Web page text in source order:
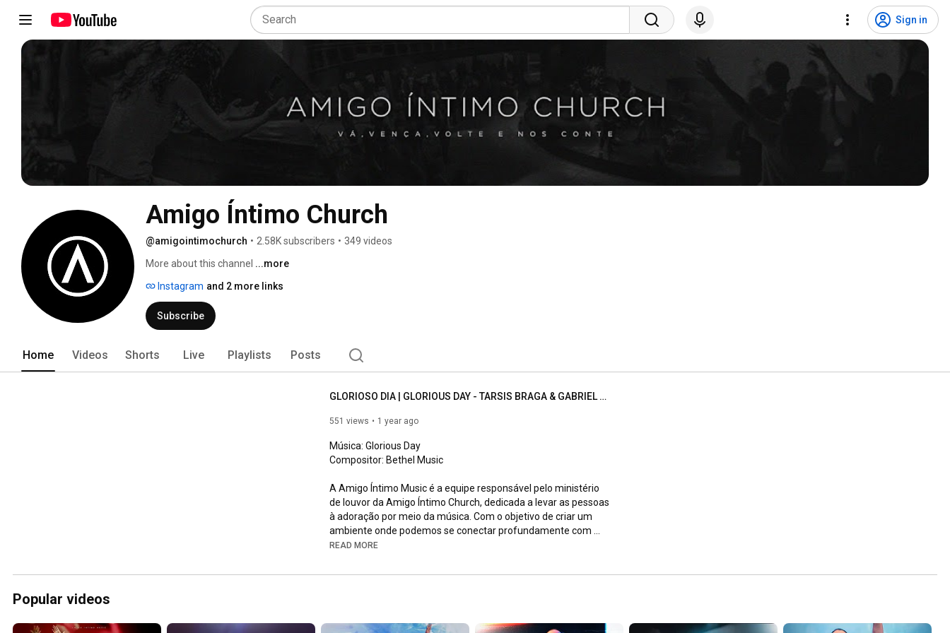
Sign in
Amigo Íntimo Church
@amigointimochurch • 2.58K subscribers • 349 videos
More about this channel ...more
Instagram and 2 more links
Subscribe
Home Videos Shorts Live Playlists Posts
GLORIOSO DIA | GLORIOUS DAY - TARSIS BRAGA & GABRIEL AMORIM | AMIGO ÍNTIMO MUSIC
551 views 1 year ago
Música: Glorious Day
Compositor: Bethel Music
A Amigo Íntimo Music é a equipe responsável pelo ministério
de louvor da Amigo Íntimo Church, dedicada a levar as pessoas
à adoração por meio da música. Com o objetivo de criar um
ambiente onde podemos se conectar profundamente com
Deus. A equipe é composta por músicos, vocalistas e líderes de
espiritual, buscando guiar a congregação em momentos de
Gabriel Amorim e Tarsis Braga.
READ MORE
Popular videos